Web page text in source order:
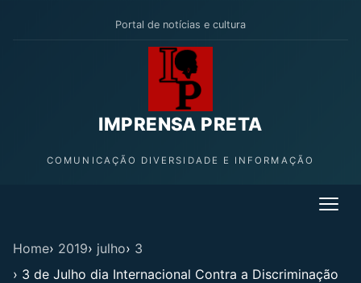
Portal de notícias e cultura
IMPRENSA PRETA
COMUNICAÇÃO DIVERSIDADE E INFORMAÇÃO
Home› 2019› julho› 3
› 3 de Julho dia Internacional Contra a Discriminação